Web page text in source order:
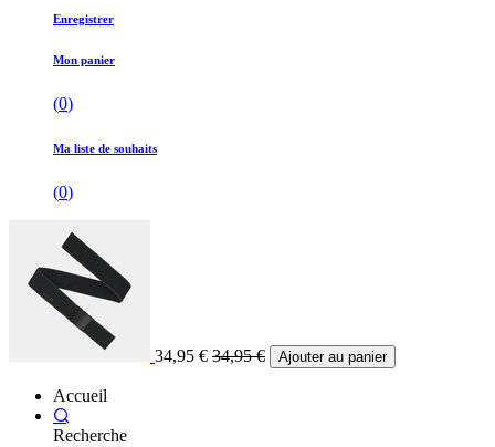
Enregistrer
Mon panier
(0)
Ma liste de souhaits
(0)
34,95 € 34,95€ Ajouter au panier
Accueil
Recherche